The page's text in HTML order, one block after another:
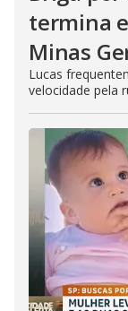
termina
Minas
Lucas
velocidade pela